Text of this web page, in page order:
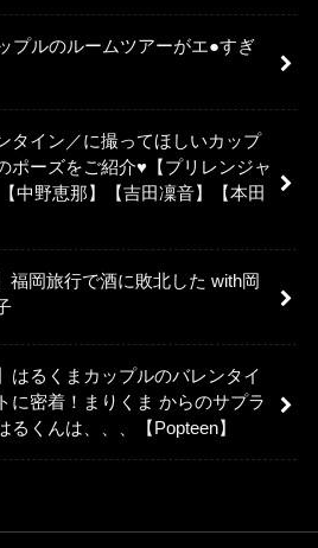
プルのルームツアーがエ●すぎ
タイン／に撮ってほしいカップ
ポーズをご紹介♥【プリレンジャ
中野恵那】【吉田凜音】【本田
福岡旅行で酒に敗北した with岡
はるくまカップルのバレンタイ
に密着！まりくま からのサプラ
るくんは、、、【Popteen】